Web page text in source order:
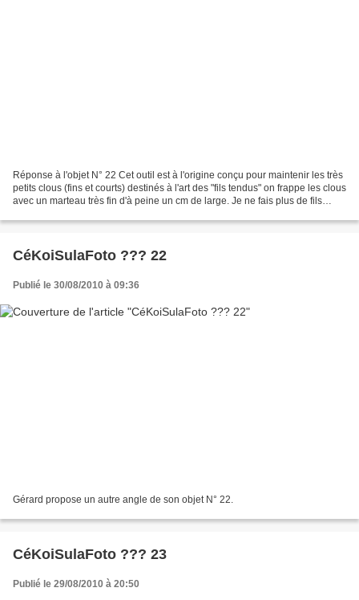
Réponse à l'objet N° 22 Cet outil est à l'origine conçu pour maintenir les très
petits clous (fins et courts) destinés à l'art des "fils tendus" on frappe les clous
avec un marteau très fin d'à peine un cm de large. Je ne fais plus de fils
CéKoiSulaFoto ??? 22
Publié le 30/08/2010 à 09:36
Gérard propose un autre angle de son objet N° 22.
CéKoiSulaFoto ??? 23
Publié le 29/08/2010 à 20:50